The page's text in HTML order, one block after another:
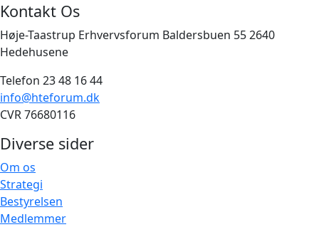
Kontakt Os
Høje-Taastrup Erhvervsforum Baldersbuen 55 2640
Hedehusene
Telefon 23 48 16 44
info@hteforum.dk
CVR 76680116
Diverse sider
Om os
Strategi
Bestyrelsen
Medlemmer